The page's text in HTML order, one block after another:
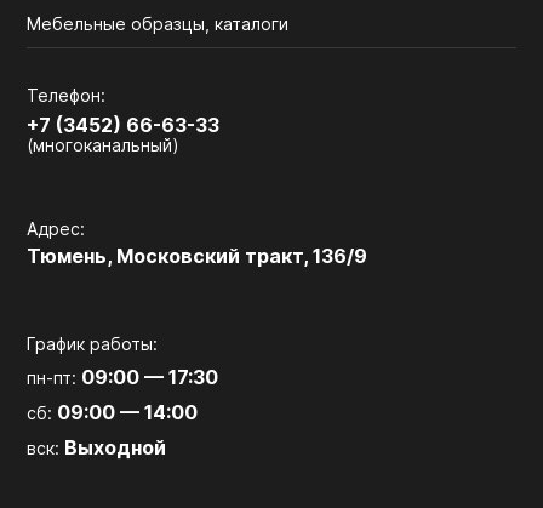
Мебельные образцы, каталоги
Телефон:
+7 (3452) 66-63-33
(многоканальный)
Адрес:
Тюмень, Московский тракт, 136/9
График работы:
пн-пт: 09:00 — 17:30
сб: 09:00 — 14:00
вск: Выходной